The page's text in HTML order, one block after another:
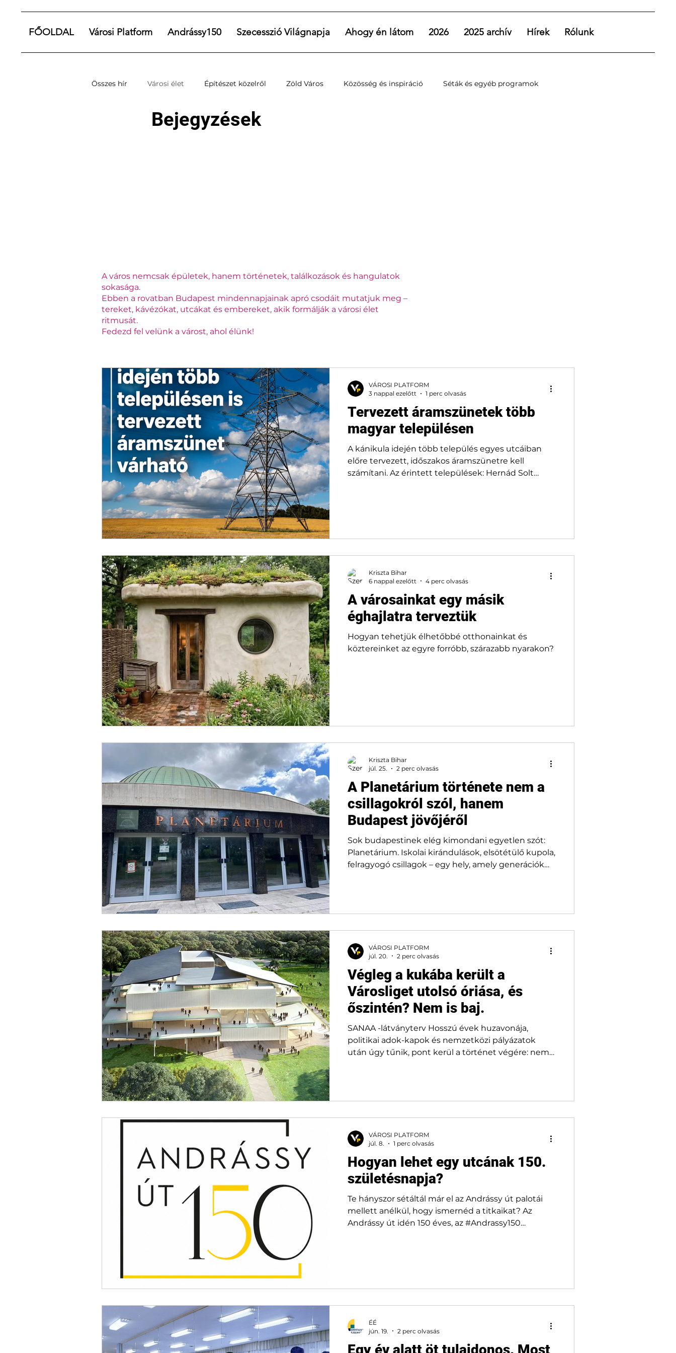
FŐOLDAL Városi Platform Andrássy150 Szecesszió Világnapja Ahogy én látom 2026 2025 archív Hírek Rólunk
Összes hír Városi élet Építészet közelről Zöld Város Közösség és inspiráció Séták és egyéb programok
Építészeti séták Szecesszió
A város nemcsak épületek, hanem történetek, találkozások és hangulatok
sokasága.
Ebben a rovatban Budapest mindennapjainak apró csodáit mutatjuk meg –
tereket, kávézókat, utcákat és embereket, akik formálják a városi élet
ritmusát.
Fedezd fel velünk a várost, ahol élünk!
Tervezett áramszünetek több
magyar településen
A kánikula idején több település egyes utcáiban
előre tervezett, időszakos áramszünetre kell
számítani. Az érintett települések: Hernád Solt
MVM hivatalos áramszüneti tájékoztatójában
találhatók. 👉 A rész
VÁROSI PLATFORM
3 nappal ezelőtt
1 perc olvasás
A városainkat egy másik
éghajlatra terveztük
Hogyan tehetjük élhetőbbé otthonainkat és
köztereinket az egyre forróbb, szárazabb nyarakon?
Kriszta Bihar
6 nappal ezelőtt
4 perc olvasás
A Planetárium története nem a
csillagokról szól, hanem
Budapest jövőjéről
Sok budapestinek elég kimondani egyetlen szót:
Planetárium. Iskolai kirándulások, elsötétülő kupola,
felragyogó csillagok – egy hely, amely generációk
Kriszta Bihar
júl. 25.
2 perc olvasás
Végleg a kukába került a
Városliget utolsó óriása, és
őszintén? Nem is baj.
SANAA -látványterv Hosszú évek huzavonája,
politikai adok-kapok és nemzetközi pályázatok
után úgy tűnik, pont kerül a történet végére: nem
betonozzák le egy újabb múzeum kedvéért,
üveglapokra emlékeztető tervei végleg a fiókban
maradnak. Té
VÁROSI PLATFORM
júl. 20.
2 perc olvasás
Hogyan lehet egy utcának 150.
születésnapja?
Te hányszor sétáltál már el az Andrássy út palotái
mellett anélkül, hogy ismernéd a titkaikat? Az
Andrássy út idén 150 éves, az #Andrassy150
VÁROSI PLATFORM
júl. 8.
1 perc olvasás
Egy év alatt öt tulajdonos. Most
ÉÉ
jún. 19.
2 perc olvasás
Bejegyzések